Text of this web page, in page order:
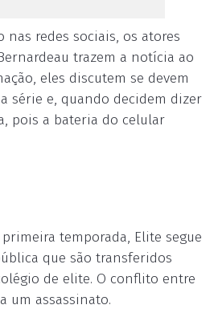
nas redes sociais, os atores
trazem a notícia ao
eles discutem se devem
série e, quando decidem dizer
pois a bateria do celular
temporada, Elite segue
que são transferidos
de elite. O conflito entre
um assassinato.